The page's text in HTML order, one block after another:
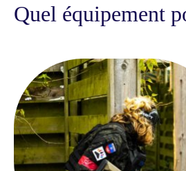
Quel équipement